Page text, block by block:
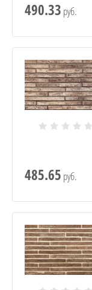
490.33 руб.
485.65 руб.